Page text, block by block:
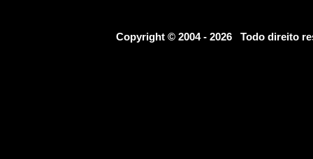
Copyright © 2004 - 2026 Todo direito